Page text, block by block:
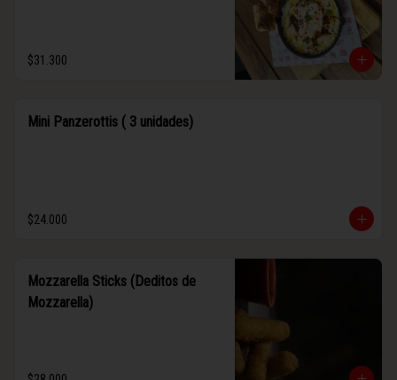
$31.300
Mini Panzerottis ( 3 unidades)
$24.000
Mozzarella Sticks (Deditos de
Mozzarella)